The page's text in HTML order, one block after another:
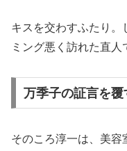
キスを交わすふたり。
ミング悪く訪れた直人
万季子の証言を
そのころ淳一は、美容